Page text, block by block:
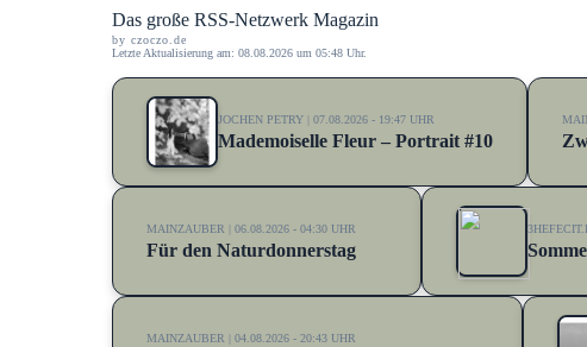
Das große RSS-Netzwerk Magazin
by czoczo.de
Letzte Aktualisierung am: 08.08.2026 um 05:48 Uhr.
JOCHEN PETRY | 07.08.2026 - 19:47 UHR
Mademoiselle Fleur – Portrait #10
MAINZAUBER | 06.08.2026 - 04:30 UHR
Für den Naturdonnerstag
MAINZAUBER | 04.08.2026 - 20:43 UHR